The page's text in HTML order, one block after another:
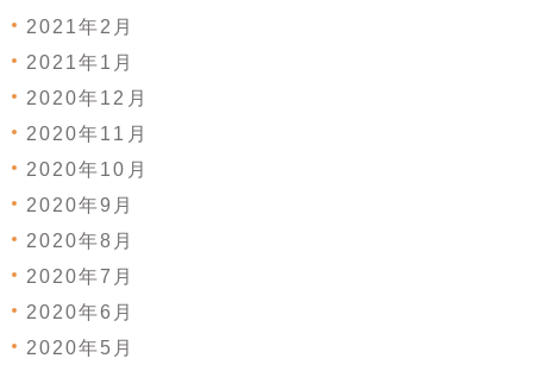
2021年2月
2021年1月
2020年12月
2020年11月
2020年10月
2020年9月
2020年8月
2020年7月
2020年6月
2020年5月